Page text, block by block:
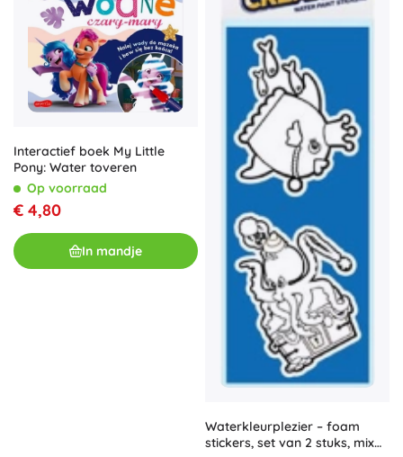
Interactief boek My Little
Pony: Water toveren
Op voorraad
€ 4,80
In mandje
Waterkleurplezier – foam
stickers, set van 2 stuks, mix